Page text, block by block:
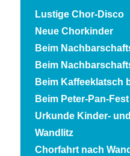
Lustige Chor-Disco
Neue Chorkinder
Beim
Beim
Beim Kaffeeklatsch
Beim Peter-Pan-Fest
Urkunde Kinder-
Wandlitz
Chorfahrt nach